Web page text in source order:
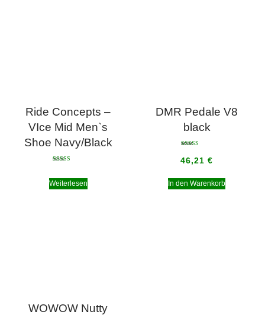
Ride Concepts –
VIce Mid Men`s
Shoe Navy/Black
von 5
Weiterlesen
DMR Pedale V8
black
5.00
von 5
46,21€
In den Warenkorb
WOWOW Nutty